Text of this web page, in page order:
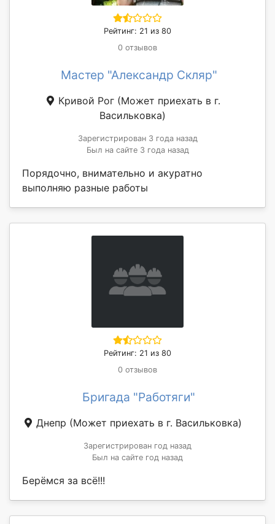
Рейтинг: 21 из 80
0 отзывов
Мастер "Александр Скляр"
Кривой Рог (Может приехать в г.
Васильковка)
Зарегистрирован 3 года назад
Был на сайте 3 года назад
Порядочно, внимательно и акуратно
выполняю разные работы
Рейтинг: 21 из 80
0 отзывов
Бригада "Работяги"
Днепр (Может приехать в г. Васильковка)
Зарегистрирован год назад
Был на сайте год назад
Берёмся за всё!!!